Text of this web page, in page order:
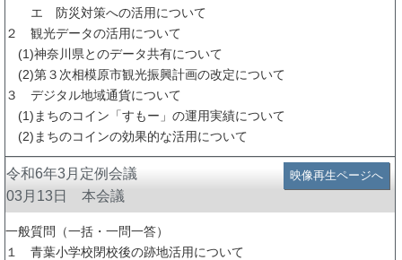
エ 防災対策への活用について
２ 観光データの活用について
(1)神奈川県とのデータ共有について
(2)第３次相模原市観光振興計画の改定について
３ デジタル地域通貨について
(1)まちのコイン「すもー」の運用実績について
(2)まちのコインの効果的な活用について
映像再生ページへ
令和6年3月定例会議
03月13日 本会議
一般質問（一括・一問一答）
１ 青葉小学校閉校後の跡地活用について